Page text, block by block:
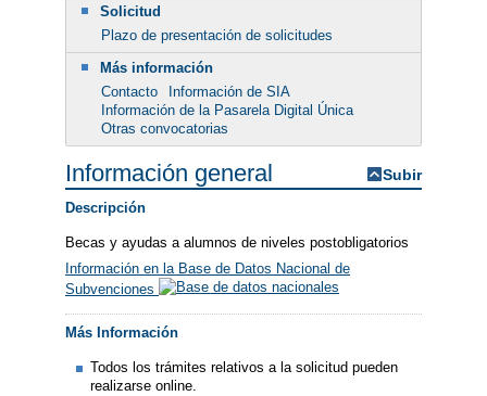
Solicitud
Plazo de presentación de solicitudes
Más información
Contacto
Información de SIA
Información de la Pasarela Digital Única
Otras convocatorias
Información general Subir
Descripción
Becas y ayudas a alumnos de niveles postobligatorios
Información en la Base de Datos Nacional de
Subvenciones
Más Información
Todos los trámites relativos a la solicitud pueden
realizarse online.